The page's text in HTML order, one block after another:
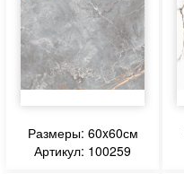
Размеры: 60x60см
Артикул: 100259